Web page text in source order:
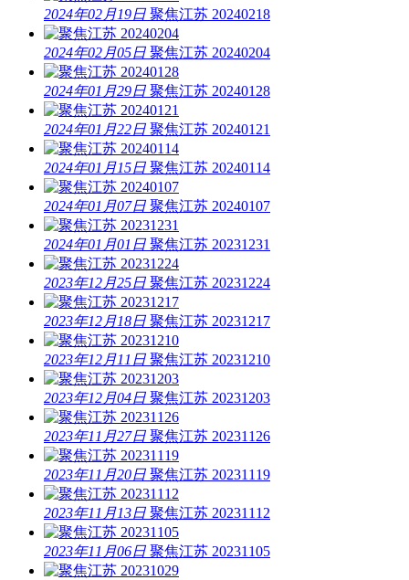
2024年02月19日 聚焦江苏 20240218
2024年02月05日 聚焦江苏 20240204
2024年01月29日 聚焦江苏 20240128
2024年01月22日 聚焦江苏 20240121
2024年01月15日 聚焦江苏 20240114
2024年01月07日 聚焦江苏 20240107
2024年01月01日 聚焦江苏 20231231
2023年12月25日 聚焦江苏 20231224
2023年12月18日 聚焦江苏 20231217
2023年12月11日 聚焦江苏 20231210
2023年12月04日 聚焦江苏 20231203
2023年11月27日 聚焦江苏 20231126
2023年11月20日 聚焦江苏 20231119
2023年11月13日 聚焦江苏 20231112
2023年11月06日 聚焦江苏 20231105